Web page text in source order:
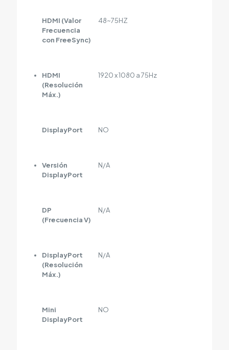
HDMI (Valor
Frecuencia
con FreeSync)
48~75HZ
HDMI
(Resolución
Máx.)
1920 x 1080 a 75Hz
DisplayPort NO
Versión
DisplayPort
N/A
DP
(Frecuencia V)
N/A
DisplayPort
(Resolución
Máx.)
N/A
Mini
DisplayPort
NO